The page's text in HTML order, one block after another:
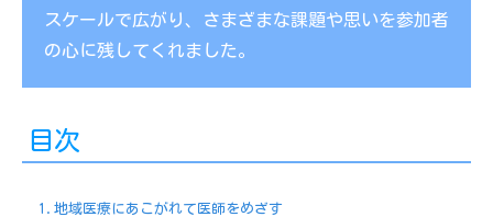
スケールで広がり、さまざまな課題や思いを参加者
の心に残してくれました。
目次
1.地域医療にあこがれて医師をめざす